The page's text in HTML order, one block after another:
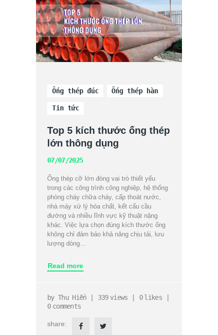
Ống thép đúc Ống thép hàn
Tin tức
Top 5 kích thước ống thép
lớn thông dụng
07/07/2025
Ống thép cỡ lớn đóng vai trò thiết yếu
trong các công trình công nghiệp, hệ thống
phòng cháy chữa cháy, cấp thoát nước,
nhà máy xử lý hóa chất, kết cấu cầu
đường và nhiều lĩnh vực kỹ thuật nặng
khác. Việc lựa chọn đúng kích thước ống
không chỉ đảm bảo khả năng chịu tải, lưu
lượng dòng…
Read more
byThu Hiền 339 views 0 likes
0 comments
share: